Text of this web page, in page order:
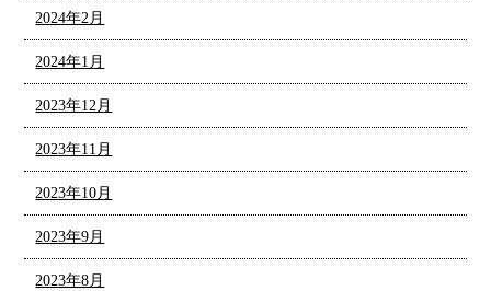
2024年2月
2024年1月
2023年12月
2023年11月
2023年10月
2023年9月
2023年8月